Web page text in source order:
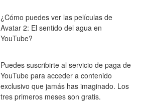
¿Cómo puedes ver las películas de
Avatar 2: El sentido del agua en
YouTube?
Puedes suscribirte al servicio de paga de
YouTube para acceder a contenido
exclusivo que jamás has imaginado. Los
tres primeros meses son gratis.